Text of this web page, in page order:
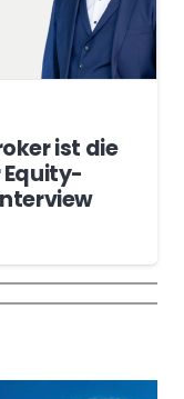
ist die